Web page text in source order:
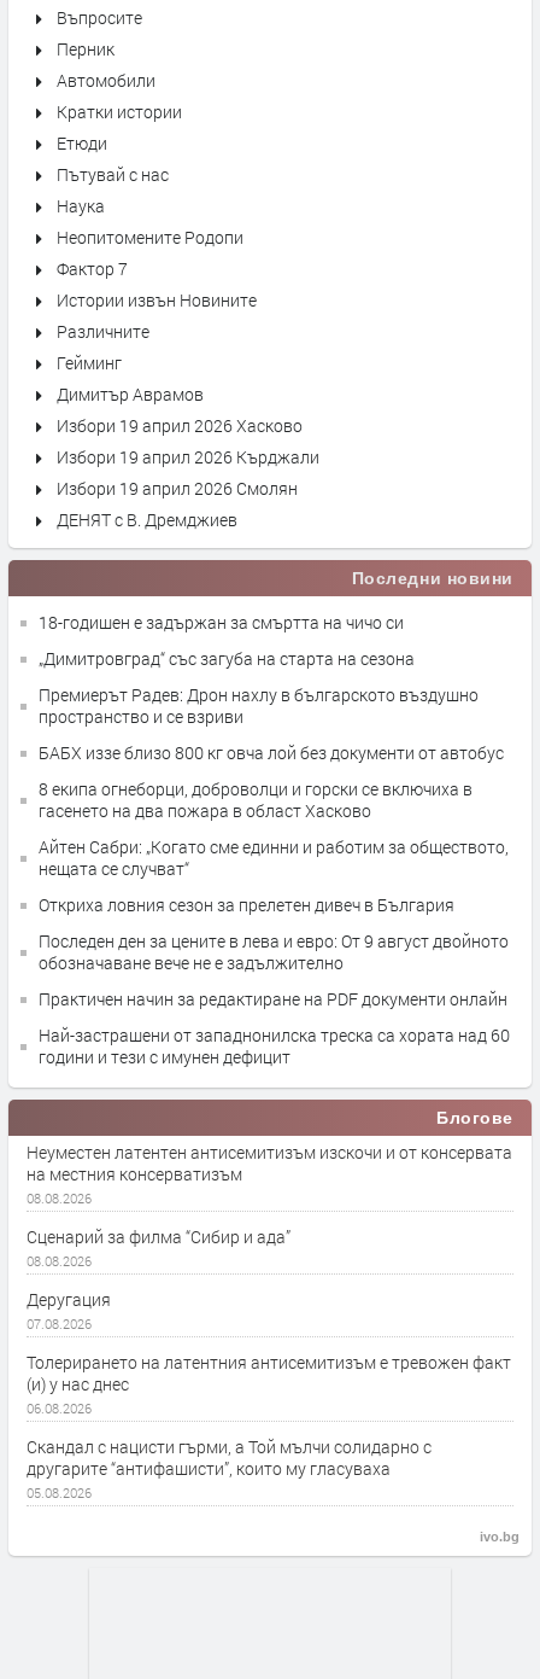
Въпросите
Перник
Автомобили
Кратки истории
Етюди
Пътувай с нас
Наука
Неопитомените Родопи
Фактор 7
Истории извън Новините
Различните
Гейминг
Димитър Аврамов
Избори 19 април 2026 Хасково
Избори 19 април 2026 Кърджали
Избори 19 април 2026 Смолян
ДЕНЯТ с В. Дремджиев
Последни новини
18-годишен е задържан за смъртта на чичо си
„Димитровград“ със загуба на старта на сезона
Премиерът Радев: Дрон нахлу в българското въздушно
пространство и се взриви
БАБХ иззе близо 800 кг овча лой без документи от автобус
8 екипа огнеборци, доброволци и горски се включиха в
гасенето на два пожара в област Хасково
Айтен Сабри: „Когато сме единни и работим за обществото,
нещата се случват“
Откриха ловния сезон за прелетен дивеч в България
Последен ден за цените в лева и евро: От 9 август двойното
обозначаване вече не е задължително
Практичен начин за редактиране на PDF документи онлайн
Най-застрашени от западнонилска треска са хората над 60
години и тези с имунен дефицит
Блогове
Неуместен латентен антисемитизъм изскочи и от консервата
на местния консерватизъм
08.08.2026
Сценарий за филма “Сибир и ада”
08.08.2026
Деругация
07.08.2026
Толерирането на латентния антисемитизъм е тревожен факт
(и) у нас днес
06.08.2026
Скандал с нацисти гърми, а Той мълчи солидарно с
другарите “антифашисти”, които му гласуваха
05.08.2026
ivo.bg